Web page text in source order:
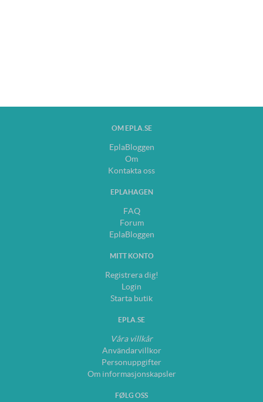
OM EPLA.SE
EplaBloggen
Om
Kontakta oss
EPLAHAGEN
FAQ
Forum
EplaBloggen
MITT KONTO
Registrera dig!
Login
Starta butik
EPLA.SE
Våra villkår
Användarvillkor
Personuppgifter
Om informasjonskapsler
FØLG OSS